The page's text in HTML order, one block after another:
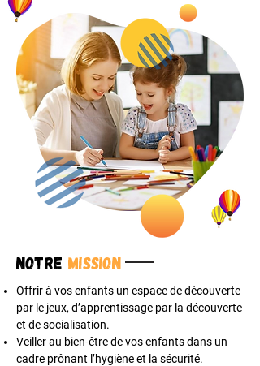
Notre Mission
Offrir à vos enfants un espace de découverte
par le jeux, d’apprentissage par la découverte
et de socialisation.
Veiller au bien-être de vos enfants dans un
cadre prônant l’hygiène et la sécurité.